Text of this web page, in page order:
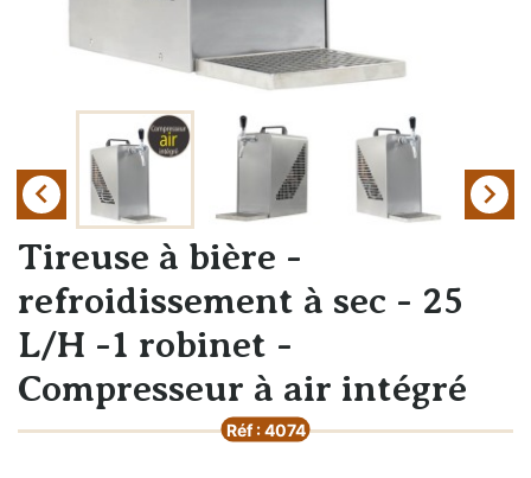
 
Tireuse à bière -
refroidissement à sec - 25
L/H -1 robinet -
Compresseur à air intégré
Réf : 4074